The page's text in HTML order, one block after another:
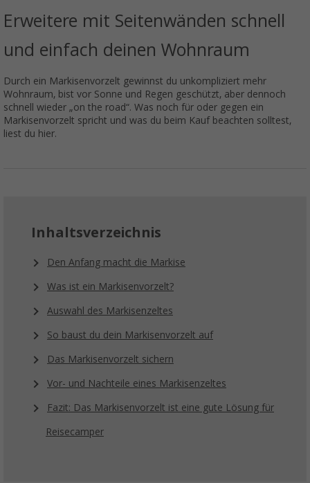
Erweitere mit Seitenwänden schnell
und einfach deinen Wohnraum
Durch ein Markisenvorzelt gewinnst du unkompliziert mehr
Wohnraum, bist vor Sonne und Regen geschützt, aber dennoch
schnell wieder „on the road“. Was noch für oder gegen ein
Markisenvorzelt spricht und was du beim Kauf beachten solltest,
liest du hier.
Inhaltsverzeichnis
Den Anfang macht die Markise
Was ist ein Markisenvorzelt?
Auswahl des Markisenzeltes
So baust du dein Markisenvorzelt auf
Das Markisenvorzelt sichern
Vor- und Nachteile eines Markisenzeltes
Fazit: Das Markisenvorzelt ist eine gute Lösung für
Reisecamper